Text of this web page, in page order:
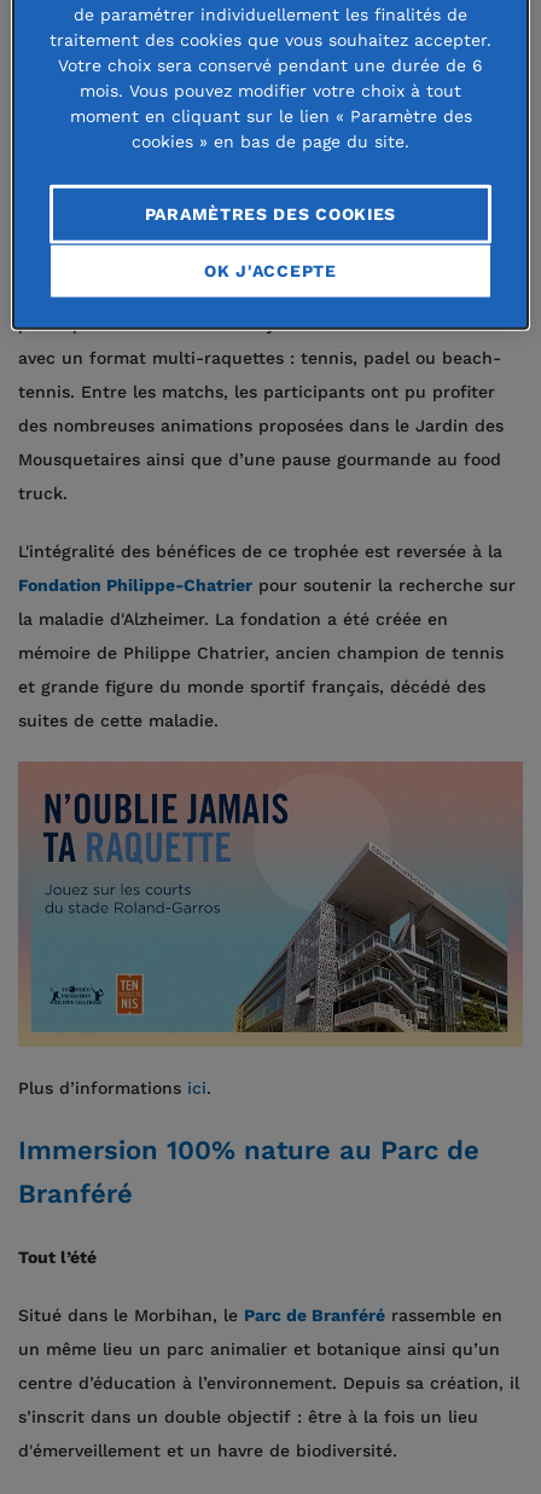
Tennis solidaire avec la Fondation
Philippe-Chatrier
Le 2 juillet sur les courts mythiques du Stade Roland
Garros s’est tenue l’opération « N’oublie jamais ta
raquette » du Trophée Philippe Chatrier. À cette occasion,
participants ont été invités à jouer des matchs de double
avec un format multi-raquettes : tennis, padel ou beach-
tennis. Entre les matchs, les participants ont pu profiter
des nombreuses animations proposées dans le Jardin des
Mousquetaires ainsi que d’une pause gourmande au food
truck.
L'intégralité des bénéfices de ce trophée est reversée à la
Fondation Philippe-Chatrier pour soutenir la recherche sur
la maladie d'Alzheimer. La fondation a été créée en
mémoire de Philippe Chatrier, ancien champion de tennis
et grande figure du monde sportif français, décédé des
suites de cette maladie.
Plus d’informations ici.
Immersion 100% nature au Parc de
Branféré
Tout l’été
Situé dans le Morbihan, le Parc de Branféré rassemble en
un même lieu un parc animalier et botanique ainsi qu’un
centre d’éducation à l’environnement. Depuis sa création, il
s’inscrit dans un double objectif : être à la fois un lieu
d'émerveillement et un havre de biodiversité.
de paramétrer individuellement les finalités de
traitement des cookies que vous souhaitez accepter.
Votre choix sera conservé pendant une durée de 6
mois. Vous pouvez modifier votre choix à tout
moment en cliquant sur le lien « Paramètre des
cookies » en bas de page du site.
PARAMÈTRES DES COOKIES
OK J'ACCEPTE